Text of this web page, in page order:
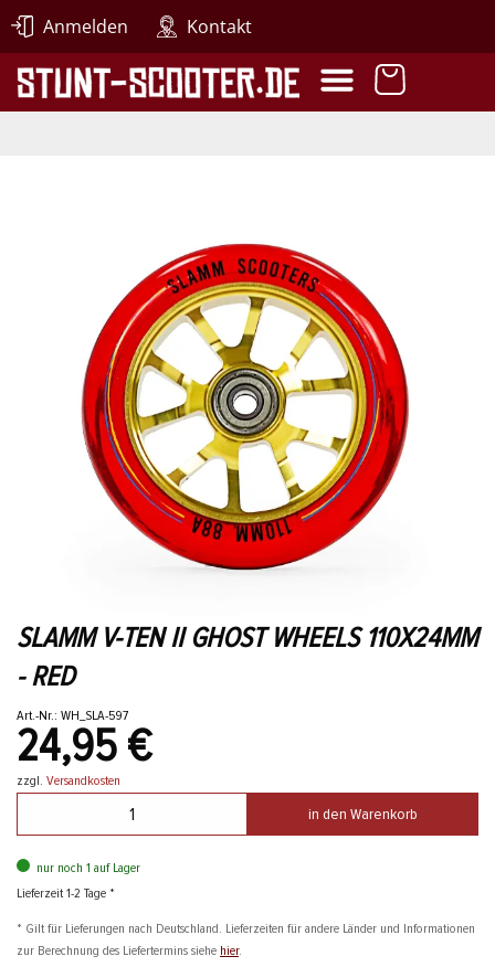
Anmelden Kontakt
SLAMM V-TEN II GHOST WHEELS 110X24MM
- RED
Art.-Nr.: WH_SLA-597
24,95 €
zzgl. Versandkosten
in den Warenkorb
nur noch 1 auf Lager
Lieferzeit 1-2 Tage *
* Gilt für Lieferungen nach Deutschland. Lieferzeiten für andere Länder und Informationen
zur Berechnung des Liefertermins siehe hier.